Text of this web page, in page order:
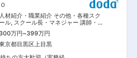
チャイズ展開により急
校舎から3年で100校
に拡大しています。 ・
して「自学自習、参考
最も成績を伸ばす。」
に合ったレベルの参考
タイミングのプランニ
・講習会を通じての
動（キャンプ）や夏
います ◇生徒獲得に向
ーフレット、HP作成
それぞれが自発的に得
画を行っています ■
/取締役1名/社員14名/
人材紹介・職業紹介 その他・各種スク
ール, スクール長・マネジャー 講師・
指導員・インストラクター
300万円~399万円
京都目黒区上目黒